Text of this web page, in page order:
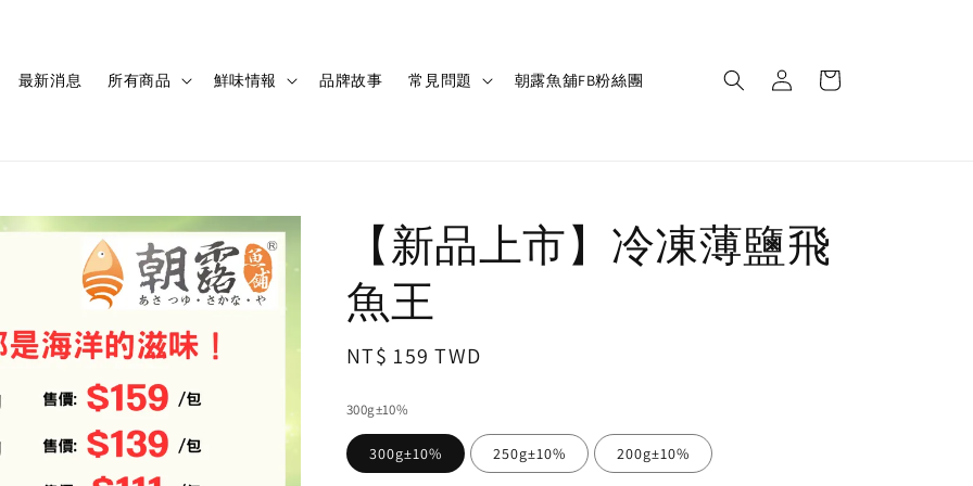
最新消息 所有商品 鮮味情報 品牌故事 常見問題 朝露魚舖FB粉絲團
【新品上市】冷凍薄鹽飛
魚王
Regular
NT$ 159 TWD
300g±10%
300g±10% 250g±10% 200g±10%